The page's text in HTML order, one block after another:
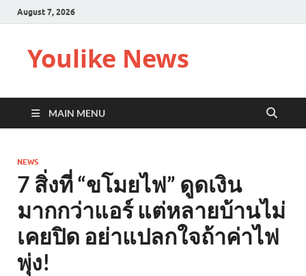
August 7, 2026
Youlike News
MAIN MENU
NEWS
7 สิ่งที่ “ขโมยไฟ” ดูดเงิน
มากกว่าแอร์ แต่หลายบ้านไม่
เคยปิด อย่าแปลกใจถ้าค่าไฟ
พุ่ง!